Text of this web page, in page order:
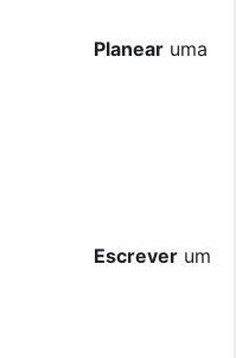
Planear uma
Escrever um